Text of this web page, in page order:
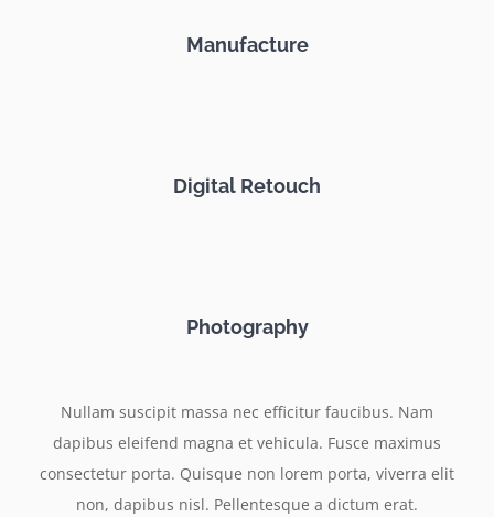
Manufacture
Digital Retouch
Photography
Nullam suscipit massa nec efficitur faucibus. Nam
dapibus eleifend magna et vehicula. Fusce maximus
consectetur porta. Quisque non lorem porta, viverra elit
non, dapibus nisl. Pellentesque a dictum erat.